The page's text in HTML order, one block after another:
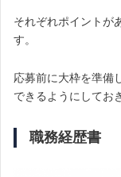
それぞれポイントが
す。
応募前に大枠を準備
できるようにしてお
職務経歴書